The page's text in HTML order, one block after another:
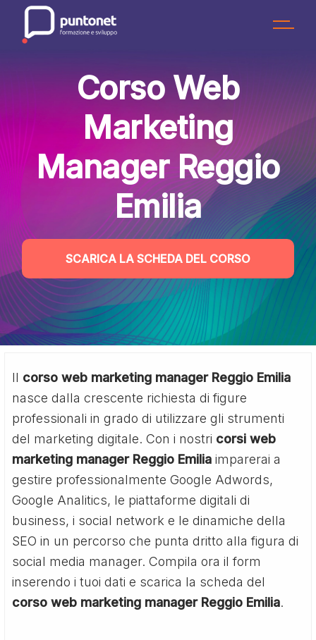
content
Corso Web
Marketing
Manager Reggio
Emilia
SCARICA LA SCHEDA DEL CORSO
Il corso web marketing manager Reggio Emilia
nasce dalla crescente richiesta di figure
professionali in grado di utilizzare gli strumenti
del marketing digitale. Con i nostri corsi web
marketing manager Reggio Emilia imparerai a
gestire professionalmente Google Adwords,
Google Analitics, le piattaforme digitali di
business, i social network e le dinamiche della
SEO in un percorso che punta dritto alla figura di
social media manager. Compila ora il form
inserendo i tuoi dati e scarica la scheda del
corso web marketing manager Reggio Emilia.